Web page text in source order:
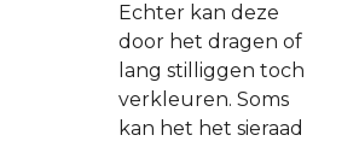
Echter kan deze
door het dragen of
lang stilliggen toch
verkleuren. Soms
kan het het sieraad